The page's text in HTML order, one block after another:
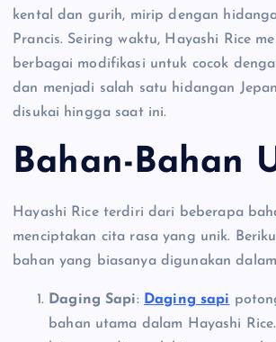
kental dan gurih, mirip dengan
Prancis. Seiring waktu, Hayashi Rice
berbagai modifikasi untuk cocok
dan menjadi salah satu hidangan
disukai hingga saat ini.
Bahan-Bahan
Hayashi Rice terdiri dari beberapa
menciptakan cita rasa yang unik.
bahan yang biasanya digunakan
Daging Sapi: Daging sapi
bahan utama dalam Hayashi